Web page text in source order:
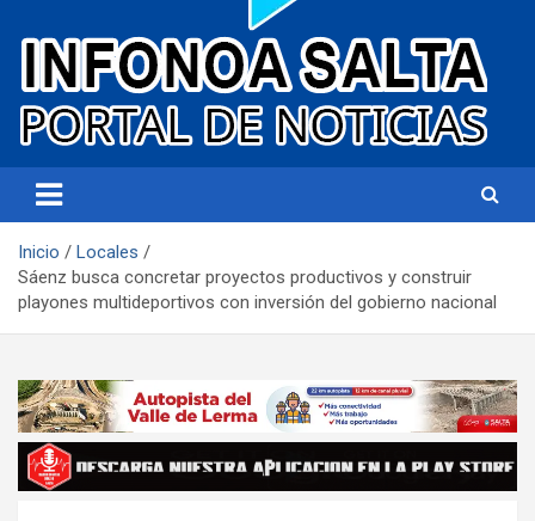
Infonoa Salta
Inicio
Locales
Sáenz busca concretar proyectos productivos y construir
playones multideportivos con inversión del gobierno nacional